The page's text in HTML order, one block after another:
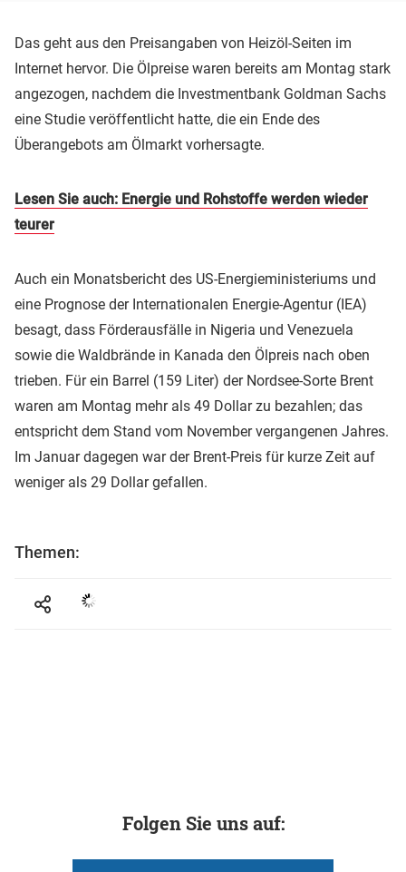
Das geht aus den Preisangaben von Heizöl-Seiten im
Internet hervor. Die Ölpreise waren bereits am Montag stark
angezogen, nachdem die Investmentbank Goldman Sachs
eine Studie veröffentlicht hatte, die ein Ende des
Überangebots am Ölmarkt vorhersagte.
Lesen Sie auch: Energie und Rohstoffe werden wieder
teurer
Auch ein Monatsbericht des US-Energieministeriums und
eine Prognose der Internationalen Energie-Agentur (IEA)
besagt, dass Förderausfälle in Nigeria und Venezuela
sowie die Waldbrände in Kanada den Ölpreis nach oben
trieben. Für ein Barrel (159 Liter) der Nordsee-Sorte Brent
waren am Montag mehr als 49 Dollar zu bezahlen; das
entspricht dem Stand vom November vergangenen Jahres.
Im Januar dagegen war der Brent-Preis für kurze Zeit auf
weniger als 29 Dollar gefallen.
Themen:
Folgen Sie uns auf: